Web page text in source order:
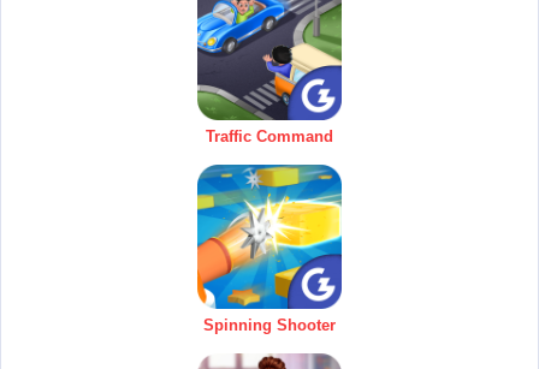
Traffic Command
Spinning Shooter